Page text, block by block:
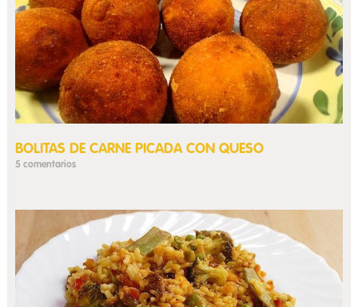
BOLITAS DE CARNE PICADA CON QUESO
5 comentarios